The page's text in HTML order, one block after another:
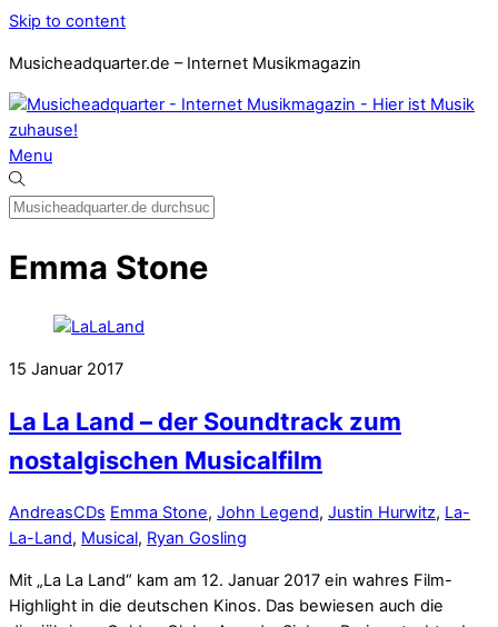
Skip to content
Musicheadquarter.de – Internet Musikmagazin
Menu
Emma Stone
15 Januar 2017
La La Land – der Soundtrack zum
nostalgischen Musicalfilm
AndreasCDs Emma Stone, John Legend, Justin Hurwitz, La-
La-Land, Musical, Ryan Gosling
Mit „La La Land“ kam am 12. Januar 2017 ein wahres Film-
Highlight in die deutschen Kinos. Das bewiesen auch die